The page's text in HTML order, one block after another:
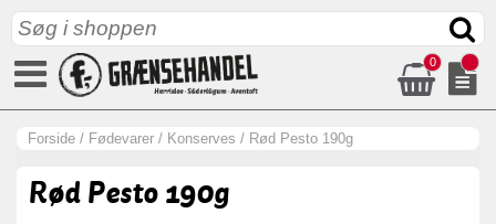
0
Forside / Fødevarer / Konserves / Rød Pesto 190g
Rød Pesto 190g